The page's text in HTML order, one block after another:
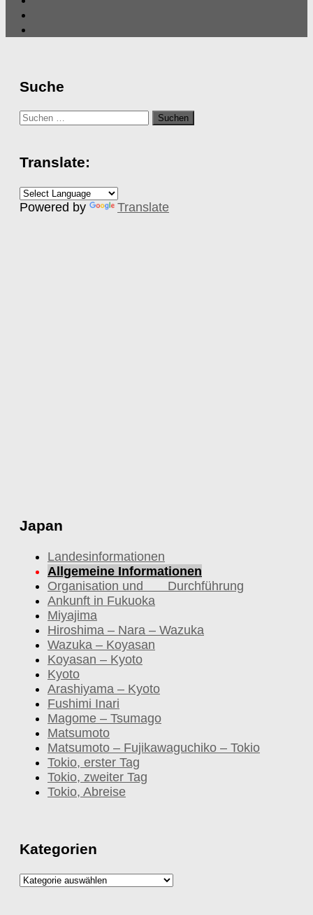
Suche
Suchen
Translate:
Powered by Translate
Japan
Landesinformationen
Allgemeine Informationen
Organisation und Durchführung
Ankunft in Fukuoka
Miyajima
Hiroshima – Nara – Wazuka
Wazuka – Koyasan
Koyasan – Kyoto
Kyoto
Arashiyama – Kyoto
Fushimi Inari
Magome – Tsumago
Matsumoto
Matsumoto – Fujikawaguchiko – Tokio
Tokio, erster Tag
Tokio, zweiter Tag
Tokio, Abreise
Kategorien
Kategorien